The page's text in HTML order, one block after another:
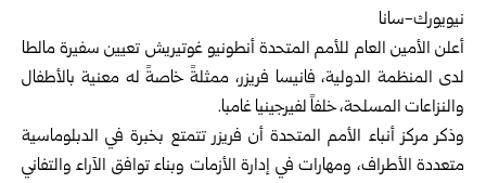
نيويورك-سانا
أعلن الأمين العام للأمم المتحدة أنطونيو غوتيريش تعيين سفيرة مالطا
لدى المنظمة الدولية، فانيسا فريزر، ممثلةً خاصةً له معنية بالأطفال
والنزاعات المسلحة، خلفاً لفيرجينيا غامبا.
وذكر مركز أنباء الأمم المتحدة أن فريزر تتمتع بخبرة في الدبلوماسية
متعددة الأطراف، ومهارات في إدارة الأزمات وبناء توافق الآراء والتفاني